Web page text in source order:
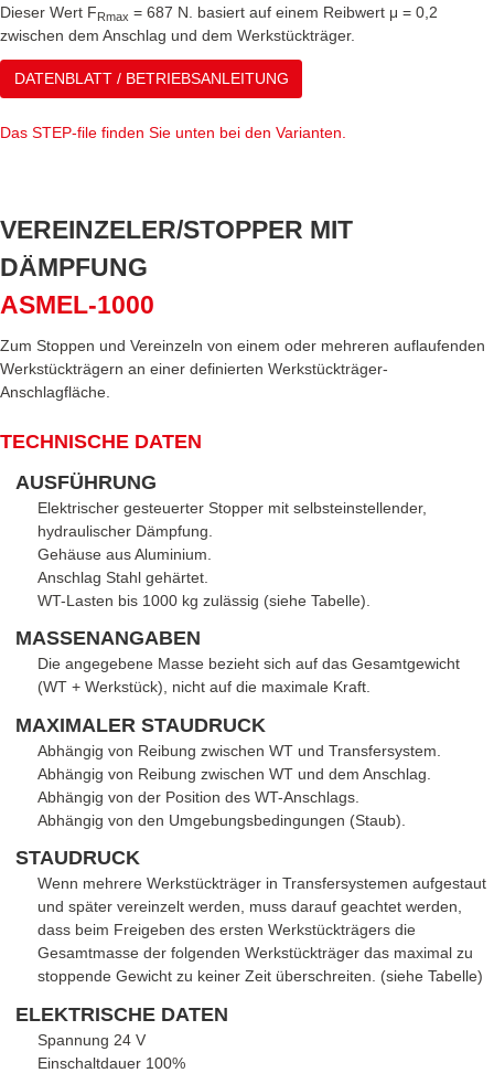
Dieser Wert FRmax = 687 N. basiert auf einem Reibwert μ = 0,2
zwischen dem Anschlag und dem Werkstückträger.
DATENBLATT / BETRIEBSANLEITUNG
Das STEP-file finden Sie unten bei den Varianten.
VEREINZELER/STOPPER MIT
DÄMPFUNG
ASMEL-1000
Zum Stoppen und Vereinzeln von einem oder mehreren auflaufenden
Werkstückträgern an einer definierten Werkstückträger-
Anschlagfläche.
TECHNISCHE DATEN
AUSFÜHRUNG
Elektrischer gesteuerter Stopper mit selbsteinstellender,
hydraulischer Dämpfung.
Gehäuse aus Aluminium.
Anschlag Stahl gehärtet.
WT-Lasten bis 1000 kg zulässig (siehe Tabelle).
MASSENANGABEN
Die angegebene Masse bezieht sich auf das Gesamtgewicht
(WT + Werkstück), nicht auf die maximale Kraft.
MAXIMALER STAUDRUCK
Abhängig von Reibung zwischen WT und Transfersystem.
Abhängig von Reibung zwischen WT und dem Anschlag.
Abhängig von der Position des WT-Anschlags.
Abhängig von den Umgebungsbedingungen (Staub).
STAUDRUCK
Wenn mehrere Werkstückträger in Transfersystemen aufgestaut
und später vereinzelt werden, muss darauf geachtet werden,
dass beim Freigeben des ersten Werkstückträgers die
Gesamtmasse der folgenden Werkstückträger das maximal zu
stoppende Gewicht zu keiner Zeit überschreiten. (siehe Tabelle)
ELEKTRISCHE DATEN
Spannung 24 V
Einschaltdauer 100%